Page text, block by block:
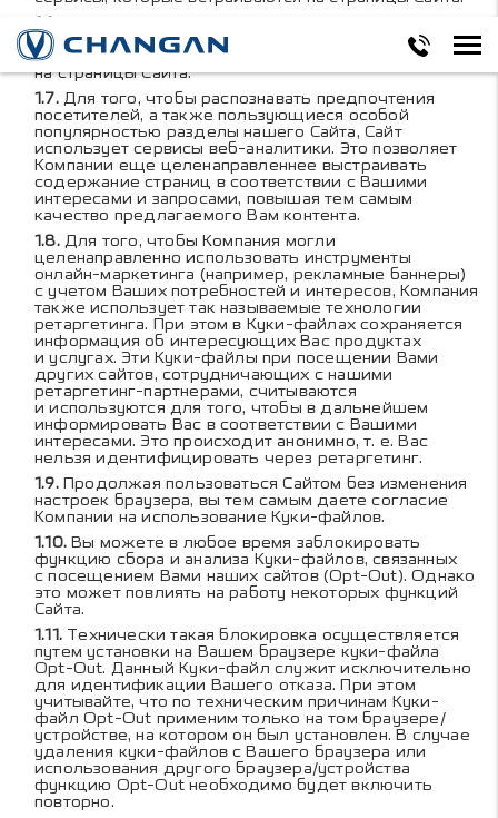
на карте Сайт использует внешние
картографические сервисы, которые встраиваются
на страницы Сайта.
Для того, чтобы распознавать предпочтения
посетителей, а также пользующиеся особой
популярностью разделы нашего Сайта, Сайт
использует сервисы веб-аналитики. Это позволяет
Компании еще целенаправленнее выстраивать
содержание страниц в соответствии с Вашими
интересами и запросами, повышая тем самым
качество предлагаемого Вам контента.
Для того, чтобы Компания могли
целенаправленно использовать инструменты
онлайн-маркетинга (например, рекламные баннеры)
с учетом Ваших потребностей и интересов, Компания
также использует так называемые технологии
ретаргетинга. При этом в Куки-файлах сохраняется
информация об интересующих Вас продуктах
и услугах. Эти Куки-файлы при посещении Вами
других сайтов, сотрудничающих с нашими
ретаргетинг-партнерами, считываются
и используются для того, чтобы в дальнейшем
информировать Вас в соответствии с Вашими
интересами. Это происходит анонимно, т. е. Вас
нельзя идентифицировать через ретаргетинг.
Продолжая пользоваться Сайтом без изменения
настроек браузера, вы тем самым даете согласие
Компании на использование Куки-файлов.
Вы можете в любое время заблокировать
функцию сбора и анализа Куки-файлов, связанных
с посещением Вами наших сайтов (Opt-Out). Однако
это может повлиять на работу некоторых функций
Сайта.
Технически такая блокировка осуществляется
путем установки на Вашем браузере куки-файла
Opt-Out. Данный Куки-файл служит исключительно
для идентификации Вашего отказа. При этом
учитывайте, что по техническим причинам Куки-
файл Opt-Out применим только на том браузере/
устройстве, на котором он был установлен. В случае
удаления куки-файлов с Вашего браузера или
использования другого браузера/устройства
функцию Opt-Out необходимо будет включить
повторно.